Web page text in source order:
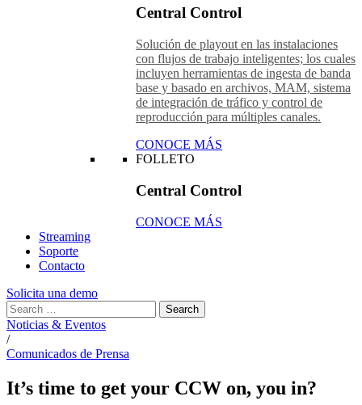
Central Control
Solución de playout en las instalaciones
con flujos de trabajo inteligentes; los cuales
incluyen herramientas de ingesta de banda
base y basado en archivos, MAM, sistema
de integración de tráfico y control de
reproducción para múltiples canales.
CONOCE MÁS
FOLLETO
Central Control
CONOCE MÁS
Streaming
Soporte
Contacto
Solicita una demo
Noticias & Eventos
/
Comunicados de Prensa
It’s time to get your CCW on, you in?